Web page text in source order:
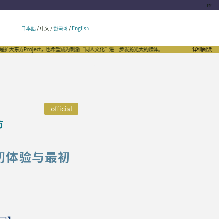
🍺
日本語/ 中文/한국어 / English
Project，也希望成为刺激“同人文化”进一步发扬光大的媒体。 东方我乐多丛志是全世界首屈
详细阅读
official
验与最初